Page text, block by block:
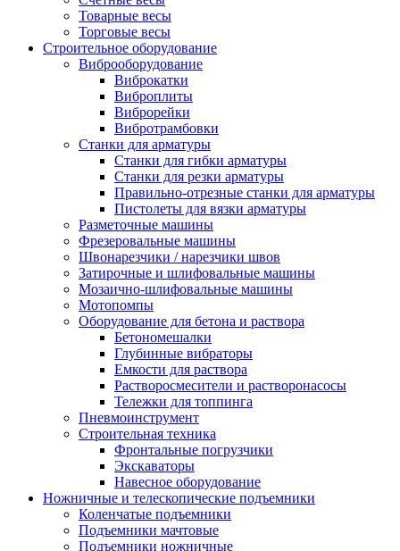
Товарные весы
Торговые весы
Строительное оборудование
Виброоборудование
Виброкатки
Виброплиты
Виброрейки
Вибротрамбовки
Станки для арматуры
Станки для гибки арматуры
Станки для резки арматуры
Правильно-отрезные станки для арматуры
Пистолеты для вязки арматуры
Разметочные машины
Фрезеровальные машины
Швонарезчики / нарезчики швов
Затирочные и шлифовальные машины
Мозаично-шлифовальные машины
Мотопомпы
Оборудование для бетона и раствора
Бетономешалки
Глубинные вибраторы
Емкости для раствора
Растворосмесители и растворонасосы
Тележки для топпинга
Пневмоинструмент
Строительная техника
Фронтальные погрузчики
Экскаваторы
Навесное оборудование
Ножничные и телескопические подъемники
Коленчатые подъемники
Подъемники мачтовые
Подъемники ножничные